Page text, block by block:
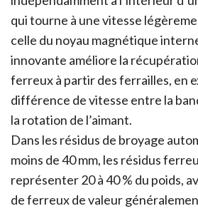
qui tourne à une vitesse
celle du noyau magnétique
innovante améliore la
ferreux à partir des ferrailles, en
différence de vitesse entre la
la rotation de l’aimant.
Dans les résidus de broyage
moins de 40 mm, les résidus
représenter 20 à 40 % du poids,
de ferreux de valeur